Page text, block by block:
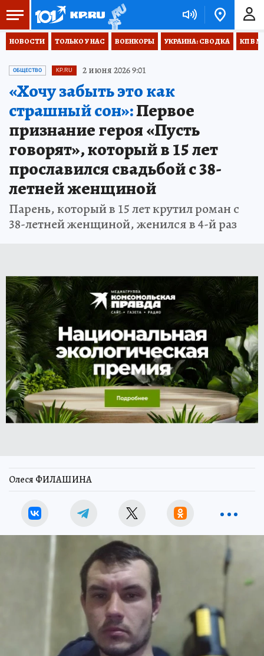
НОВОСТИ ТОЛЬКО У НАС ВОЕНКОРЫ УКРАИНА: СВОДКА КП В
ОБЩЕСТВО KP.RU 2 июня 2026 9:01
«Хочу забыть это как
страшный сон»:Первое
признание героя «Пусть
говорят», который в 15 лет
прославился свадьбой с 38-
летней женщиной
Парень, который в 15 лет крутил роман с
38-летней женщиной, женился в 4-й раз
Олеся ФИЛАШИНА